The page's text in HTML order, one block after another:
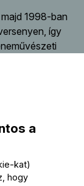
1998-ban
így
Zenekarának
Berlinben a
a
kat)
hogy